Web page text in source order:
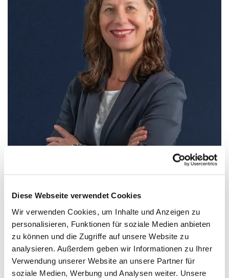
Diese Webseite verwendet Cookies
Wir verwenden Cookies, um Inhalte und Anzeigen zu
personalisieren, Funktionen für soziale Medien anbieten
zu können und die Zugriffe auf unsere Website zu
analysieren. Außerdem geben wir Informationen zu Ihrer
Verwendung unserer Website an unsere Partner für
soziale Medien, Werbung und Analysen weiter. Unsere
Alexandra Groß
Vorstand